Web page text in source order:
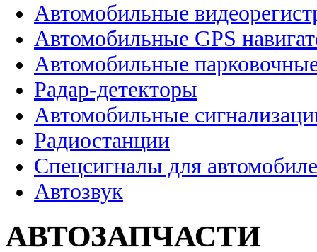
Автомобильные
Автомобильные GPS
Автомобильные
Радар-детекторы
Автомобильные
Радиостанции
Спецсигналы для
Автозвук
АВТОЗАПЧАСТИ